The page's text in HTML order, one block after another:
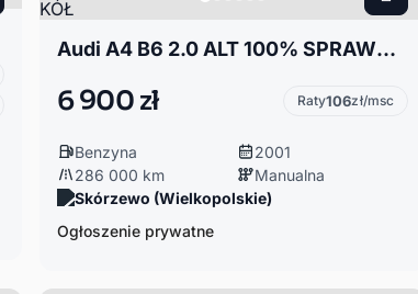
Audi A4 B6 2.0 ALT 100% SPRAWNE/CLIMATRONIC/BLUETOOTH/2xKOMPLETY KÓŁ
6 900 zł Raty106zł/msc
Benzyna
2001
286 000 km
Manualna
Skórzewo (Wielkopolskie)
Ogłoszenie prywatne